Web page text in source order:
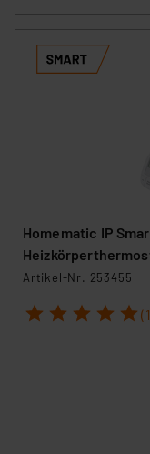
Homematic IP
Artikel-Nr. 253455
1 2 3 4 5